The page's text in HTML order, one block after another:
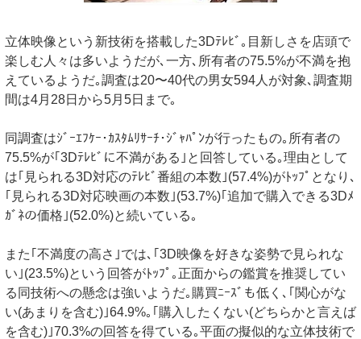
立体映像という新技術を搭載した3Dﾃﾚﾋﾞ｡目新しさを店頭で
楽しむ人々は多いようだが､一方､所有者の75.5%が不満を抱
えているようだ｡調査は20〜40代の男女594人が対象､調査期
間は4月28日から5月5日まで｡
同調査はｼﾞｰｴﾌｹｰ･ｶｽﾀﾑﾘｻｰﾁ･ｼﾞｬﾊﾟﾝが行ったもの｡所有者の
75.5%が｢3Dﾃﾚﾋﾞに不満がある｣と回答している｡理由として
は｢見られる3D対応のﾃﾚﾋﾞ番組の本数｣(57.4%)がﾄｯﾌﾟとなり､
｢見られる3D対応映画の本数｣(53.7%)｢追加で購入できる3Dﾒ
ｶﾞﾈの価格｣(52.0%)と続いている｡
また｢不満度の高さ｣では､｢3D映像を好きな姿勢で見られな
い｣(23.5%)という回答がﾄｯﾌﾟ｡正面からの鑑賞を推奨してい
る同技術への懸念は強いようだ｡購買ﾆｰｽﾞも低く､｢関心がな
い(あまりを含む)｣64.9%｡｢購入したくない(どちらかと言えば
を含む)｣70.3%の回答を得ている｡平面の擬似的な立体技術で